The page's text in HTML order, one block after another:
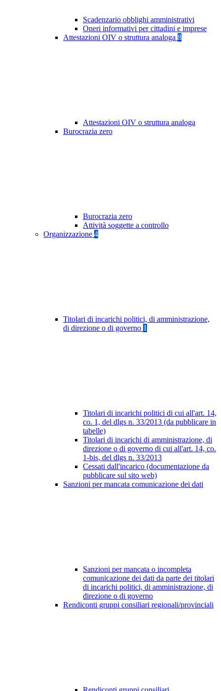
Scadenzario obblighi amministrativi
Oneri informativi per cittadini e imprese
Attestazioni OIV o struttura analoga 8
Attestazioni OIV o struttura analoga
Burocrazia zero
Burocrazia zero
Attività soggette a controllo
Organizzazione 4
Titolari di incarichi politici, di amministrazione,
di direzione o di governo 1
Titolari di incarichi politici di cui all'art. 14,
co. 1, del dlgs n. 33/2013 (da pubblicare in
tabelle)
Titolari di incarichi di amministrazione, di
direzione o di governo di cui all'art. 14, co.
1-bis, del dlgs n. 33/2013
Cessati dall'incarico (documentazione da
pubblicare sul sito web)
Sanzioni per mancata comunicazione dei dati
Sanzioni per mancata o incompleta
comunicazione dei dati da parte dei titolari
di incarichi politici, di amministrazione, di
direzione o di governo
Rendiconti gruppi consiliari regionali/provinciali